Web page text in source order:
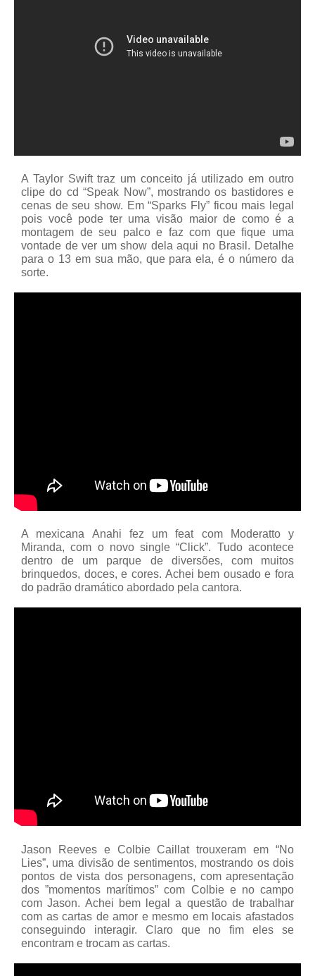
A Taylor Swift traz um conceito já utilizado em outro
clipe do cd “Speak Now”, mostrando os bastidores e
cenas de seu show. Em “Sparks Fly” ficou mais legal
pois você pode ter uma visão maior de como é a
montagem de seu palco e faz com que fique uma
vontade de ver um show dela aqui no Brasil. Detalhe
para o 13 em sua mão, que para ela, é o número da
sorte.
A mexicana Anahi fez um feat com Moderatto y
Miranda, com o novo single “Click”. Tudo acontece
dentro de um parque de diversões, com muitos
brinquedos, doces, e cores. Achei bem ousado e fora
do padrão dramático abordado pela cantora.
Jason Reeves e Colbie Caillat trouxeram em “No
Lies”, uma divisão de sentimentos, mostrando os dois
pontos de vista dos personagens, com apresentação
dos ”momentos marítimos” com Colbie e no campo
com Jason. Achei bem legal a questão de trabalhar
com as cartas de amor e mesmo em locais afastados
conseguindo interagir. Claro que no fim eles se
encontram e trocam as cartas.